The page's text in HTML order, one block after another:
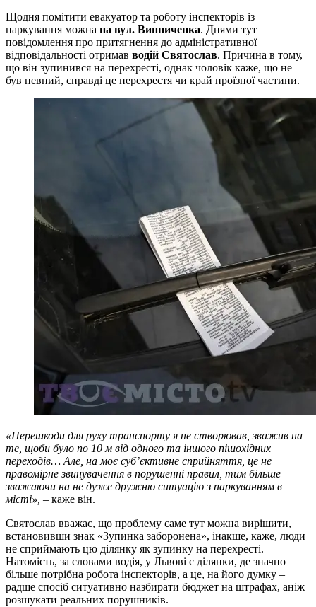
Щодня помітити евакуатор та роботу інспекторів із
паркування можна на вул. Винниченка. Днями тут
повідомлення про притягнення до адміністративної
відповідальності отримав водій Святослав. Причина в тому,
що він зупинився на перехресті, однак чоловік каже, що не
був певний, справді це перехрестя чи край проїзної частини.
«Перешкоди для руху транспорту я не створював, зважив на
те, щоби було по 10 м від одного та іншого пішохідних
переходів… Але, на моє суб’єктивне сприйняття, це не
правомірне звинувачення в порушенні правил, тим більше
зважаючи на не дуже дружню ситуацію з паркуванням в
місті», – каже він.
Святослав вважає, що проблему саме тут можна вирішити,
встановивши знак «Зупинка заборонена», інакше, каже, люди
не сприймають цю ділянку як зупинку на перехресті.
Натомість, за словами водія, у Львові є ділянки, де значно
більше потрібна робота інспекторів, а це, на його думку –
радше спосіб ситуативно назбирати бюджет на штрафах, аніж
розшукати реальних порушників.